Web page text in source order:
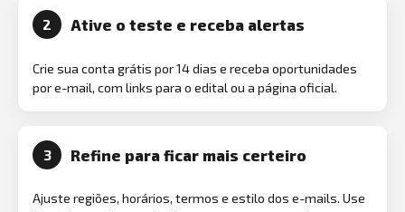
2 Ative o teste e receba alertas
Crie sua conta grátis por 14 dias e receba oportunidades
por e-mail, com links para o edital ou a página oficial.
3 Refine para ficar mais certeiro
Ajuste regiões, horários, termos e estilo dos e-mails. Use